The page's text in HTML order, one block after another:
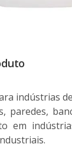
indústrias
paredes,
em